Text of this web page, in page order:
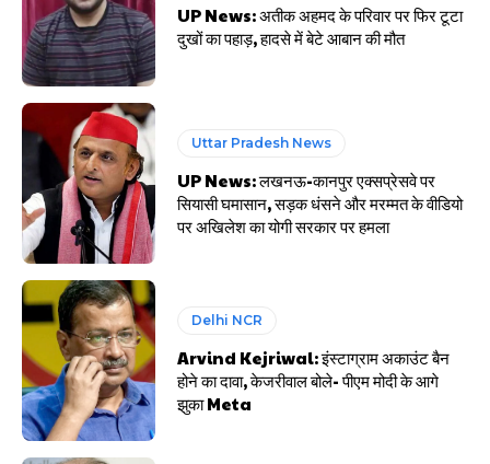
UP News: अतीक अहमद के परिवार पर फिर टूटा
दुखों का पहाड़, हादसे में बेटे आबान की मौत
Uttar Pradesh News
UP News: लखनऊ-कानपुर एक्सप्रेसवे पर
सियासी घमासान, सड़क धंसने और मरम्मत के वीडियो
पर अखिलेश का योगी सरकार पर हमला
Delhi NCR
Arvind Kejriwal: इंस्टाग्राम अकाउंट बैन
होने का दावा, केजरीवाल बोले- पीएम मोदी के आगे
झुका Meta